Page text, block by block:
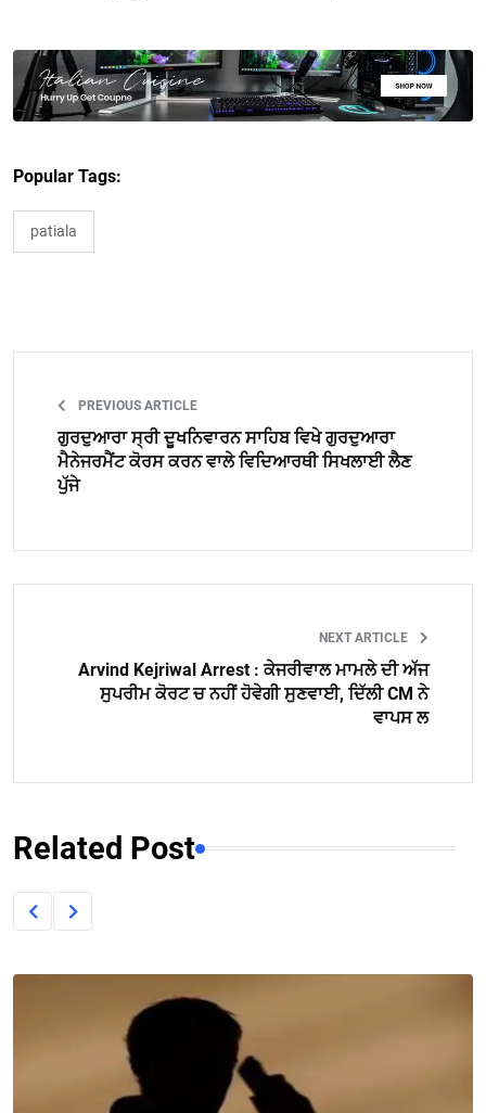
Popular Tags:
patiala
PREVIOUS ARTICLE
ਗੁਰਦੁਆਰਾ ਸ੍ਰੀ ਦੂਖਨਿਵਾਰਨ ਸਾਹਿਬ ਵਿਖੇ ਗੁਰਦੁਆਰਾ
ਮੈਨੇਜਰਮੈਂਟ ਕੋਰਸ ਕਰਨ ਵਾਲੇ ਵਿਦਿਆਰਥੀ ਸਿਖਲਾਈ ਲੈਣ
ਪੁੱਜੇ
NEXT ARTICLE
Arvind Kejriwal Arrest : ਕੇਜਰੀਵਾਲ ਮਾਮਲੇ ਦੀ ਅੱਜ
ਸੁਪਰੀਮ ਕੋਰਟ ਚ ਨਹੀਂ ਹੋਵੇਗੀ ਸੁਣਵਾਈ, ਦਿੱਲੀ CM ਨੇ
ਵਾਪਸ ਲ
Related Post